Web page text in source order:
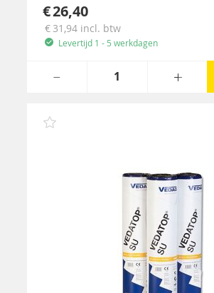
26,40
31,94 incl. btw
Levertijd 1 - 5 werkdagen